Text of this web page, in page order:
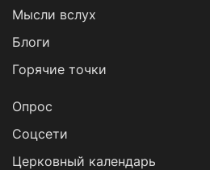
Мысли вслух
Блоги
Горячие точки
Опрос
Cоцсети
Церковный календарь